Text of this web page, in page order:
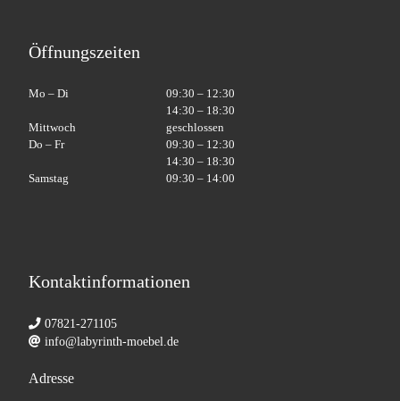
Öffnungszeiten
Mo – Di
09:30 – 12:30
14:30 – 18:30
Mittwoch
geschlossen
Do – Fr
09:30 – 12:30
14:30 – 18:30
Samstag
09:30 – 14:00
Kontaktinformationen
07821-271105
info@labyrinth-moebel.de
Adresse